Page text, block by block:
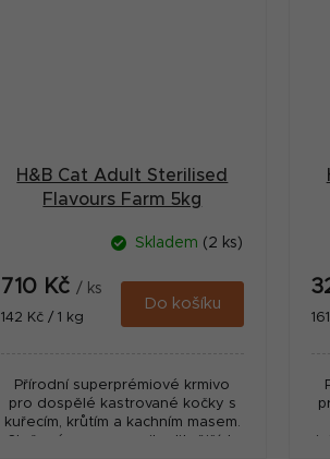
H&B Cat Adult Sterilised
Flavours Farm 5kg
Skladem (2 ks)
710 Kč / ks
Měrná
142 Kč / 1 kg
Do košíku
Přírodní superprémiové krmivo
pro dospělé kastrované kočky s
kuřecím, krůtím a kachním masem.
Složené pouze z nejkvalitnějších